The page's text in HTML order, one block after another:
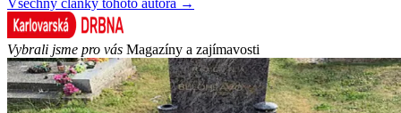
Všechny články tohoto autora →
Vybrali jsme pro vás Magazíny a zajímavosti